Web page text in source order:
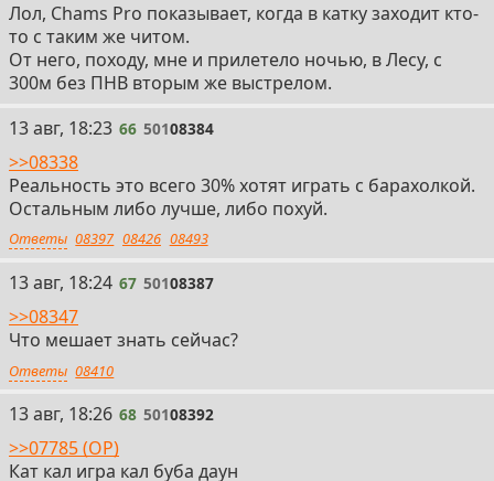
Лол, Chams Pro показывает, когда в катку заходит кто-
то с таким же читом.
От него, походу, мне и прилетело ночью, в Лесу, с
300м без ПНВ вторым же выстрелом.
66
13 авг, 18:23 66 50108384
>>08338
Реальность это всего 30% хотят играть с барахолкой.
Остальным либо лучше, либо похуй.
Ответы 08397 08426 08493
67
13 авг, 18:24 67 50108387
>>08347
Что мешает знать сейчас?
Ответы 08410
68
13 авг, 18:26 68 50108392
>>07785 (OP)
Кат кал игра кал буба даун